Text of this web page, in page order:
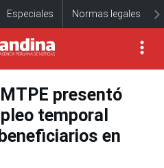
Especiales Normas legales
presentó
temporal
en